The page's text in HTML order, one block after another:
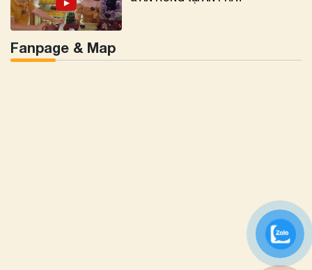
Fanpage & Map